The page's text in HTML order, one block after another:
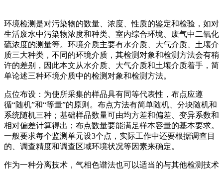
环境检测是对污染物的数量、浓度、性质的鉴定和检验，如对
生活废水中污染物浓度和种类、室内综合环境、废气中二氧化
硫浓度的测量等。环境介质主要有水介质、大气介质、土壤介
质三大种类，不同的环境介质，其检测对象和检测方法会有稍
许的差别，因此本文从水介质、大气介质和土壤介质着手，简
单论述三种环境介质中的检测对象和检测方法。
点位布设：为使所采集的样品具有同等代表性，布点应遵
循“随机”和“等量”的原则。布点方法有简单随机、分块随机和
系统随机三种；基础样品数量可由均方差和偏差、变异系数和
相对偏差计算得出；布点数量要能满足样本容量的基本要求。
一般要求每个监测单元设3个点，实际工作中还要根据调查目
的、调查精度和调查区域环境状况等因素来确定。
作为一种分离技术，气相色谱法也可以适当的与其他检测技术